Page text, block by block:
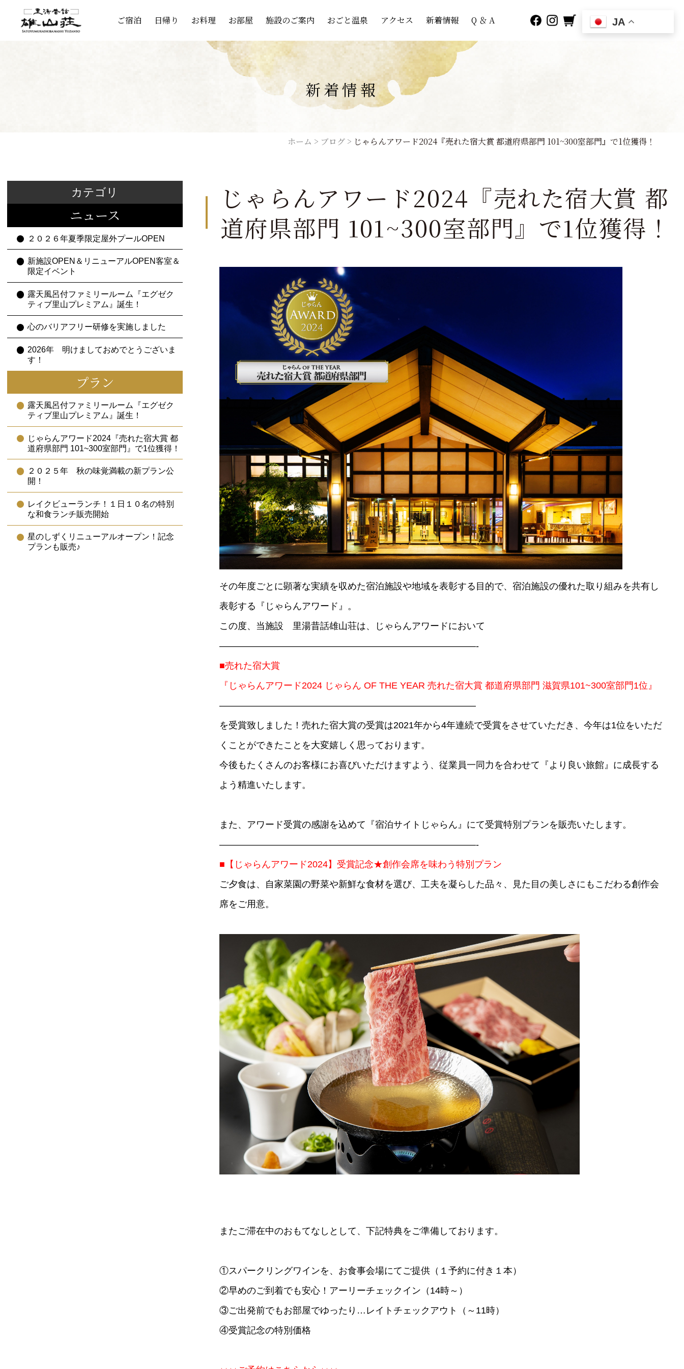
ご宿泊 日帰り お料理 お部屋 施設のご案内 おごと温泉 アクセス 新着情報 Q ＆ A JA
新着情報
ホーム > ブログ > じゃらんアワード2024『売れた宿大賞 都道府県部門 101~300室部門』で1位獲得！
カテゴリ
ニュース
２０２６年夏季限定屋外プールOPEN
新施設OPEN＆リニューアルOPEN客室＆
限定イベント
露天風呂付ファミリールーム『エグゼク
ティブ里山プレミアム』誕生！
心のバリアフリー研修を実施しました
2026年 明けましておめでとうございま
す！
プラン
露天風呂付ファミリールーム『エグゼク
ティブ里山プレミアム』誕生！
じゃらんアワード2024『売れた宿大賞 都
道府県部門 101~300室部門』で1位獲得！
２０２５年 秋の味覚満載の新プラン公
開！
レイクビューランチ！１日１０名の特別
な和食ランチ販売開始
星のしずくリニューアルオープン！記念
プランも販売♪
じゃらんアワード2024『売れた宿大賞 都
道府県部門 101~300室部門』で1位獲得！
その年度ごとに顕著な実績を収めた宿泊施設や地域を表彰する目的で、宿泊施設の優れた取り組みを共有し
表彰する『じゃらんアワード』。
この度、当施設 里湯昔話雄山荘は、じゃらんアワードにおいて
————————————————————————————-
■売れた宿大賞
『じゃらんアワード2024 じゃらん OF THE YEAR売れた宿大賞 都道府県部門 滋賀県101~300室部門 1位』
————————————————————————————
を受賞致しました！売れた宿大賞の受賞は2021年から4年連続で受賞をさせていただき、今年は1位をいただ
くことができたことを大変嬉しく思っております。
今後もたくさんのお客様にお喜びいただけますよう、従業員一同力を合わせて『より良い旅館』に成長する
よう精進いたします。
また、アワード受賞の感謝を込めて『宿泊サイトじゃらん』にて受賞特別プランを販売いたします。
————————————————————————————-
■【じゃらんアワード2024】受賞記念★創作会席を味わう特別プラン
ご夕食は、自家菜園の野菜や新鮮な食材を選び、工夫を凝らした品々、見た目の美しさにもこだわる創作会
席をご用意。
またご滞在中のおもてなしとして、下記特典をご準備しております。
①スパークリングワインを、お食事会場にてご提供（１予約に付き１本）
②早めのご到着でも安心！アーリーチェックイン（14時～）
③ご出発前でもお部屋でゆったり…レイトチェックアウト（～11時）
④受賞記念の特別価格